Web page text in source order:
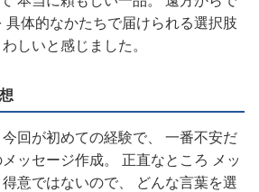
具体的なかたちで届けられる選択肢
しいと感じました。
回が初めての経験で、 一番不安だ
ッセージ作成。 正直なところ メッ
意ではないので、 どんな言葉を選